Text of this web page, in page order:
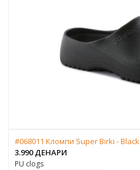
#068011 Кломпи Super Birki - Black
3.990 ДЕНАРИ
PU clogs